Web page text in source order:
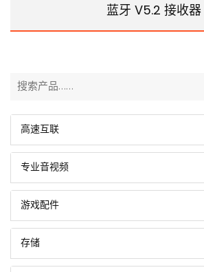
蓝牙 V5.2 接收器
高速互联
专业音视频
游戏配件
存储